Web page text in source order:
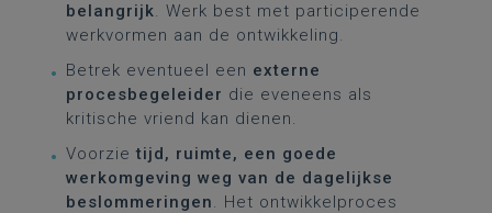
belangrijk. Werk best met participerende
werkvormen aan de ontwikkeling.
Betrek eventueel een externe
procesbegeleider die eveneens als
kritische vriend kan dienen.
Voorzietijd, ruimte, een goede
werkomgeving weg van de dagelijkse
beslommeringen. Het ontwikkelproces